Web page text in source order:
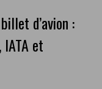
d’avion :
et